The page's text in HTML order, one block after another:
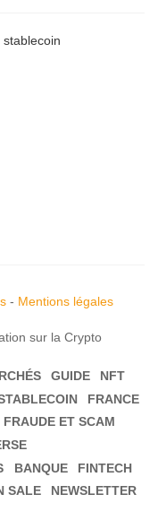
- Mentions légales
sur la Crypto
GUIDE
NFT
FRANCE
FRAUDE ET SCAM
BANQUE
FINTECH
SALE
NEWSLETTER